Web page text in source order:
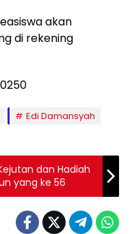
akan
di rekening
Edi Damansyah
dan Hadiah
yang ke 56